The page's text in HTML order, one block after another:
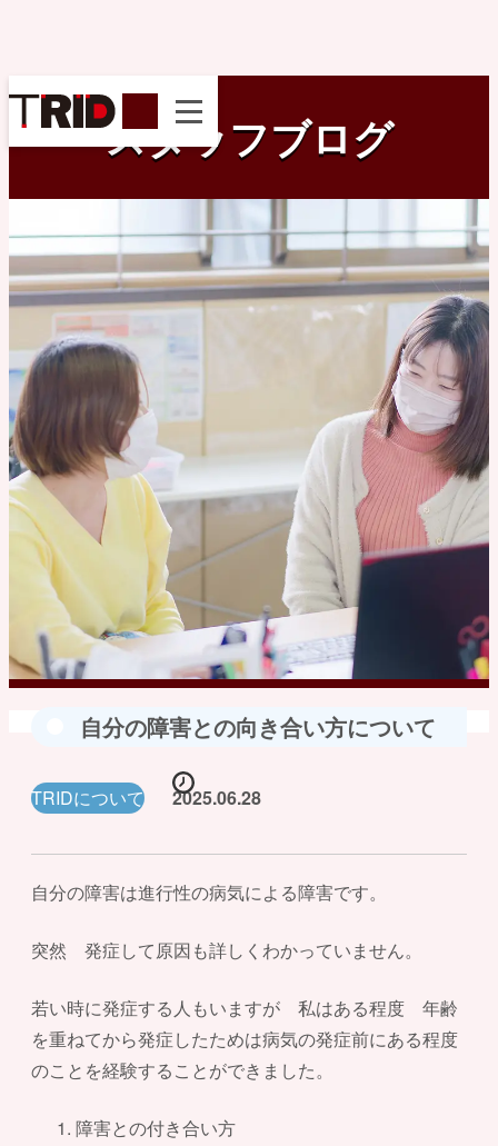
instagram
スタッフブログ
自分の障害との向き合い方について
TRIDについて 2025.06.28
自分の障害は進行性の病気による障害です。
突然 発症して原因も詳しくわかっていません。
若い時に発症する人もいますが 私はある程度 年齢
を重ねてから発症したためは病気の発症前にある程度
のことを経験することができました。
障害との付き合い方